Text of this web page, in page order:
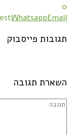
0
WhatsappEmail
תגובות פייסבוק
השארת תגובה